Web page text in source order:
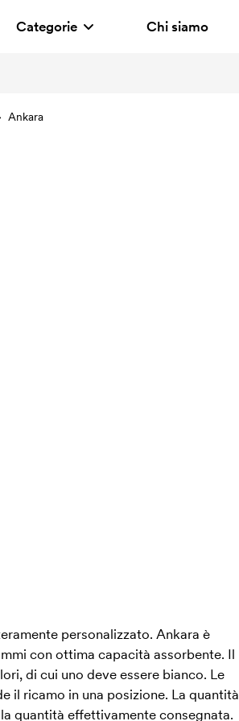
Categorie Chi siamo
Ankara
personalizzato. Ankara è
con ottima capacità assorbente. Il
di cui uno deve essere bianco. Le
il ricamo in una posizione. La quantità
quantità effettivamente consegnata.